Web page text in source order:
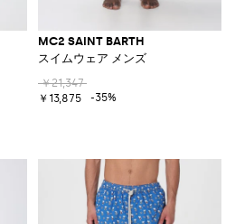
MC2 SAINT BARTH
スイムウェア メンズ
￥21,347
￥13,875
-35%